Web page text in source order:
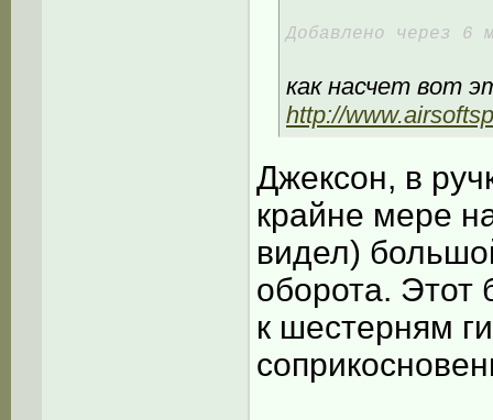
Добавлено через 6
как насчет вот
http://
Джексон, в
крайне мере
видел)
оборота. Этот
к шестерням